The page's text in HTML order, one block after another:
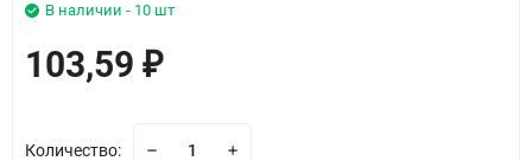
В наличии - 10 шт
103,59 ₽
Количество: